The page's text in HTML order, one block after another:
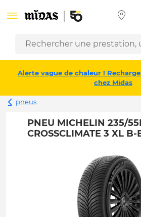
Alerte vague de chaleur !
chez Midas
pneus
PNEU MICHELIN 235/
CROSSCLIMATE 3 XL